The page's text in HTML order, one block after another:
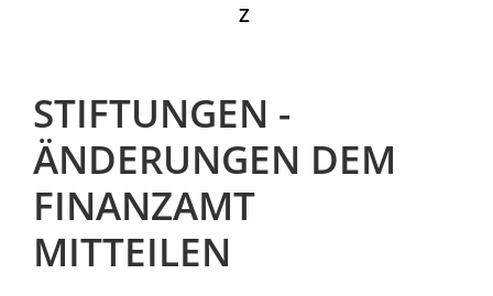
Z
STIFTUNGEN -
ÄNDERUNGEN DEM
FINANZAMT
MITTEILEN